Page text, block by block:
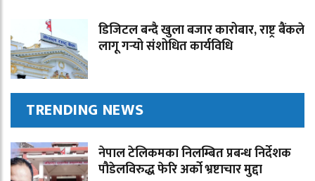
डिजिटल बन्दै खुला बजार कारोबार, राष्ट्र बैंकले
लागू गर्‍यो संशोधित कार्यविधि
TRENDING NEWS
नेपाल टेलिकमका निलम्बित प्रबन्ध निर्देशक
पौडेलविरुद्ध फेरि अर्को भ्रष्टाचार मुद्दा